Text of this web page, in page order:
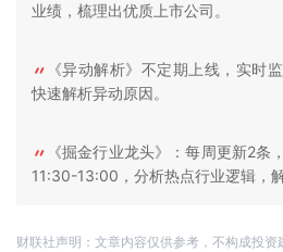
业绩，梳理出优质上市公司。
《异动解析》不定期上线，实时
快速解析异动原因。
《掘金行业龙头》：每周更新2条
11:30-13:00，分析热点行业逻辑，
财联社声明：文章内容仅供参考，不构成投